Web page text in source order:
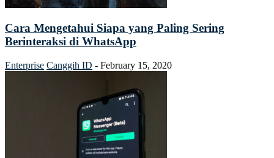
Cara Mengetahui Siapa yang Paling Sering
Berinteraksi di WhatsApp
Enterprise Canggih ID - February 15, 2020